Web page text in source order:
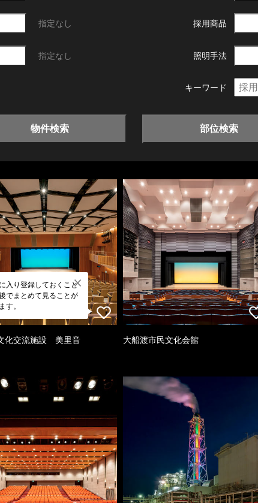
指定なし 採用商品
指定なし 照明手法
キーワード
物件検索 部位検索
入り登録しておくこと
でまとめて見ることが
す。
化交流施設 美里音 大船渡市民文化会館